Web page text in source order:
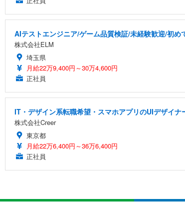
AIテストエンジニア/ゲーム品質検証/未経験歓迎/初め
株式会社ELM
埼玉県
月給22万9,400円～30万4,600円
正社員
IT・デザイン系転職希望・スマホアプリのUIデザイナ
株式会社Creer
東京都
月給22万6,400円～36万6,400円
正社員